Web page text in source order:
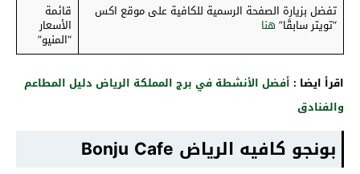
تفضل بزيارة الصفحة الرسمية للكافية على موقع اكس
“تويتر سابقًا” هنا
قائمة
الأسعار
“المنيو”
اقرأ ايضا : أفضل الأنشطة في برج المملكة الرياض دليل المطاعم
والفنادق
بونجو كافيه الرياض Bonju Cafe